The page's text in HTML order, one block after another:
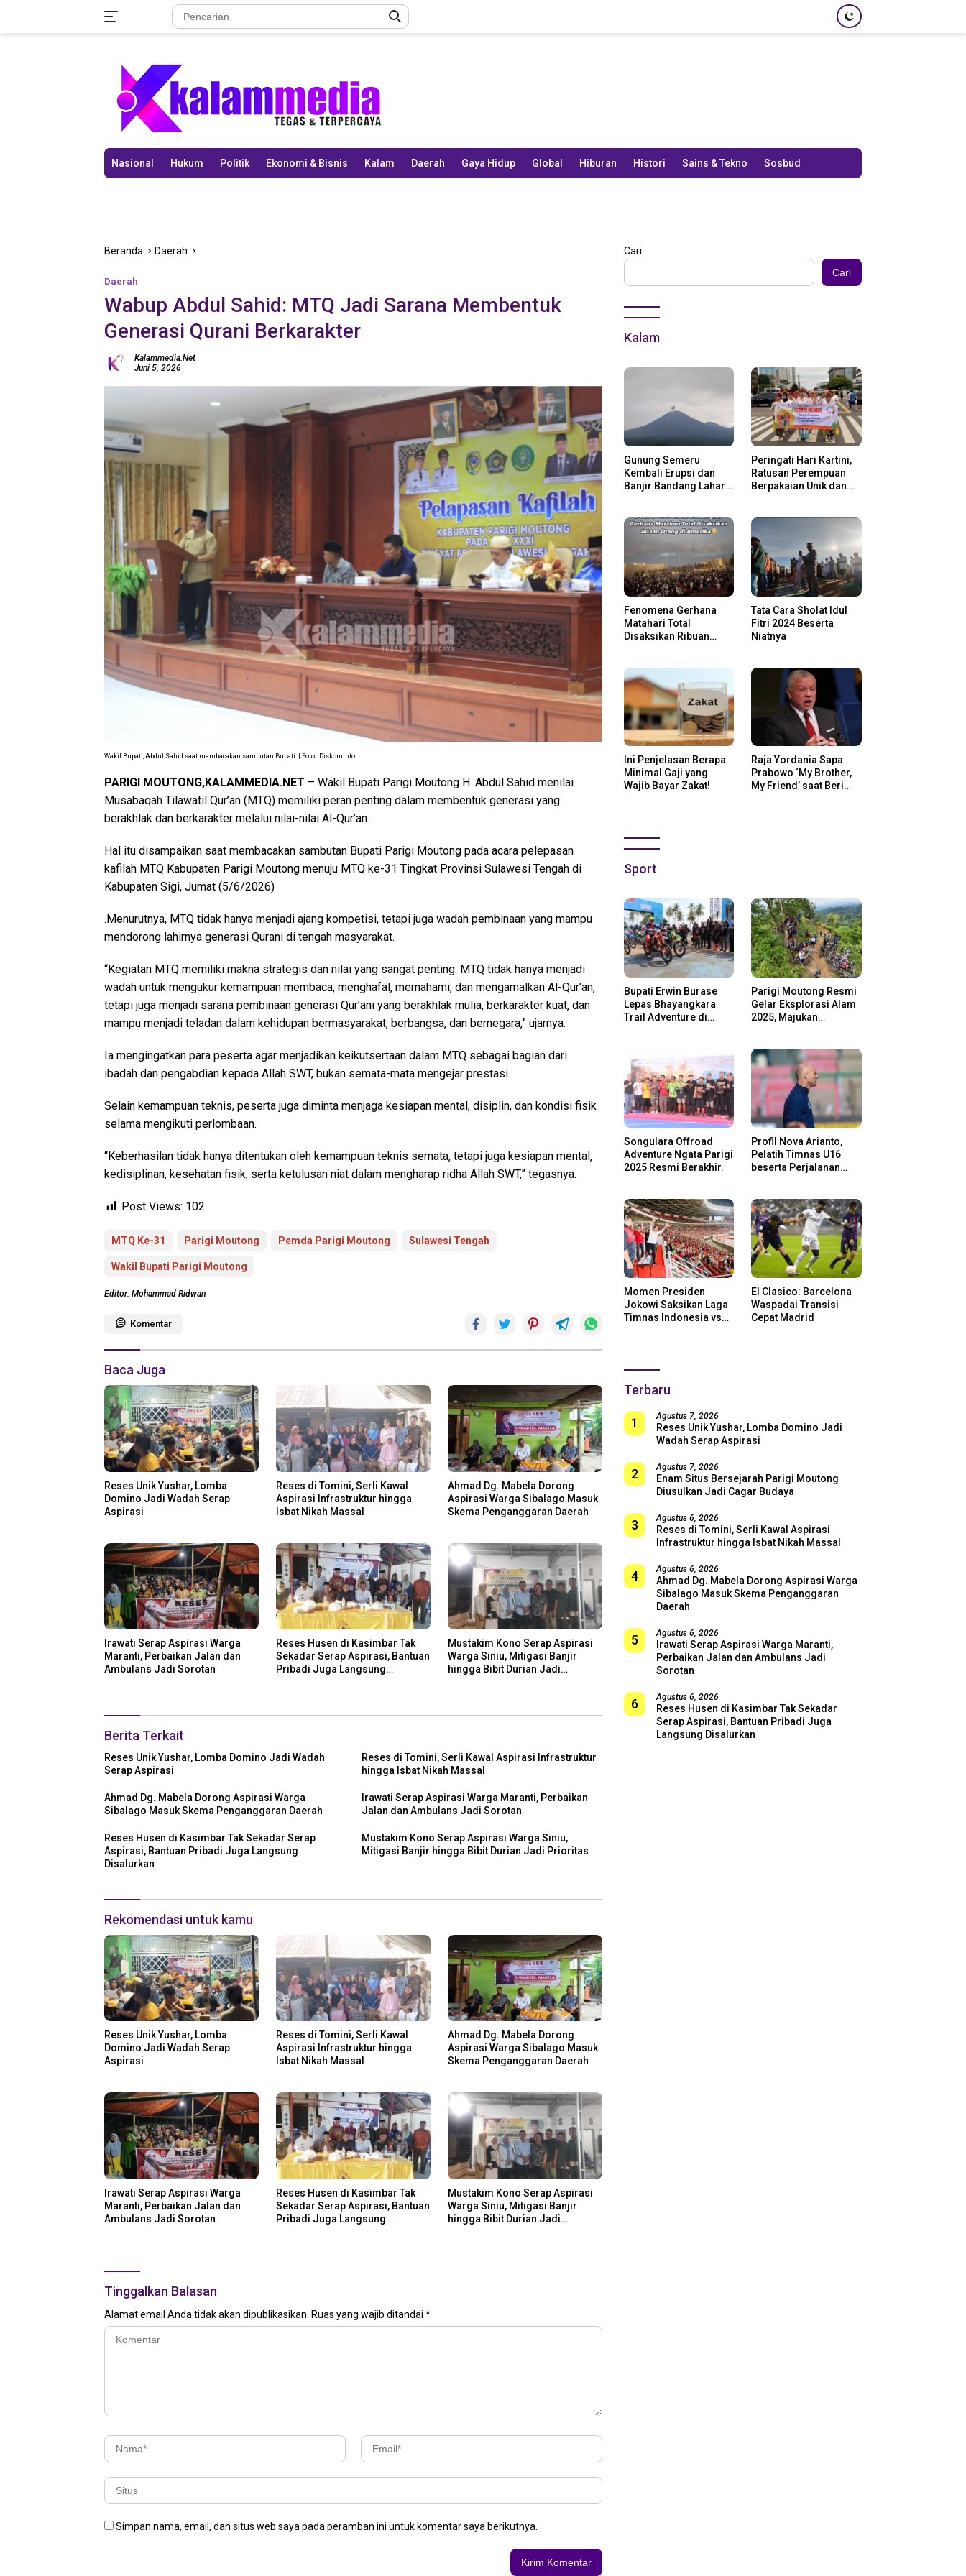
Nasional Hukum Politik Ekonomi & Bisnis Kalam Daerah Gaya Hidup Global Hiburan Histori Sains & Tekno Sosbud
Beranda Daerah
Daerah
Wabup Abdul Sahid: MTQ Jadi Sarana Membentuk
Generasi Qurani Berkarakter
Kalammedia.net
Juni 5, 2026
Wakil Bupati, Abdul Sahid saat membacakan sambutan Bupati. | Foto : Diskominfo.
PARIGI MOUTONG,KALAMMEDIA.NET – Wakil Bupati Parigi Moutong H. Abdul Sahid menilai
Musabaqah Tilawatil Qur’an (MTQ) memiliki peran penting dalam membentuk generasi yang
berakhlak dan berkarakter melalui nilai-nilai Al-Qur’an.
Hal itu disampaikan saat membacakan sambutan Bupati Parigi Moutong pada acara pelepasan
kafilah MTQ Kabupaten Parigi Moutong menuju MTQ ke-31 Tingkat Provinsi Sulawesi Tengah di
Kabupaten Sigi, Jumat (5/6/2026)
.Menurutnya, MTQ tidak hanya menjadi ajang kompetisi, tetapi juga wadah pembinaan yang mampu
mendorong lahirnya generasi Qurani di tengah masyarakat.
“Kegiatan MTQ memiliki makna strategis dan nilai yang sangat penting. MTQ tidak hanya menjadi
wadah untuk mengukur kemampuan membaca, menghafal, memahami, dan mengamalkan Al-Qur’an,
tetapi juga menjadi sarana pembinaan generasi Qur’ani yang berakhlak mulia, berkarakter kuat, dan
mampu menjadi teladan dalam kehidupan bermasyarakat, berbangsa, dan bernegara,” ujarnya.
Ia mengingatkan para peserta agar menjadikan keikutsertaan dalam MTQ sebagai bagian dari
ibadah dan pengabdian kepada Allah SWT, bukan semata-mata mengejar prestasi.
Selain kemampuan teknis, peserta juga diminta menjaga kesiapan mental, disiplin, dan kondisi fisik
selama mengikuti perlombaan.
“Keberhasilan tidak hanya ditentukan oleh kemampuan teknis semata, tetapi juga kesiapan mental,
kedisiplinan, kesehatan fisik, serta ketulusan niat dalam mengharap ridha Allah SWT,” tegasnya.
Post Views: 102
MTQ Ke-31 Parigi Moutong Pemda Parigi Moutong Sulawesi Tengah
Wakil Bupati Parigi Moutong
Editor: Mohammad Ridwan
Komentar
Baca Juga
Reses Unik Yushar, Lomba
Domino Jadi Wadah Serap
Aspirasi
Reses di Tomini, Serli Kawal
Aspirasi Infrastruktur hingga
Isbat Nikah Massal
Ahmad Dg. Mabela Dorong
Aspirasi Warga Sibalago Masuk
Skema Penganggaran Daerah
Irawati Serap Aspirasi Warga
Maranti, Perbaikan Jalan dan
Ambulans Jadi Sorotan
Reses Husen di Kasimbar Tak
Sekadar Serap Aspirasi, Bantuan
Pribadi Juga Langsung
Mustakim Kono Serap Aspirasi
Warga Siniu, Mitigasi Banjir
hingga Bibit Durian Jadi
Berita Terkait
Reses Unik Yushar, Lomba Domino Jadi Wadah
Serap Aspirasi
Reses di Tomini, Serli Kawal Aspirasi Infrastruktur
hingga Isbat Nikah Massal
Ahmad Dg. Mabela Dorong Aspirasi Warga
Sibalago Masuk Skema Penganggaran Daerah
Irawati Serap Aspirasi Warga Maranti, Perbaikan
Jalan dan Ambulans Jadi Sorotan
Reses Husen di Kasimbar Tak Sekadar Serap
Aspirasi, Bantuan Pribadi Juga Langsung
Disalurkan
Mustakim Kono Serap Aspirasi Warga Siniu,
Mitigasi Banjir hingga Bibit Durian Jadi Prioritas
Rekomendasi untuk kamu
Reses Unik Yushar, Lomba
Domino Jadi Wadah Serap
Aspirasi
Reses di Tomini, Serli Kawal
Aspirasi Infrastruktur hingga
Isbat Nikah Massal
Ahmad Dg. Mabela Dorong
Aspirasi Warga Sibalago Masuk
Skema Penganggaran Daerah
Irawati Serap Aspirasi Warga
Maranti, Perbaikan Jalan dan
Ambulans Jadi Sorotan
Reses Husen di Kasimbar Tak
Sekadar Serap Aspirasi, Bantuan
Pribadi Juga Langsung
Mustakim Kono Serap Aspirasi
Warga Siniu, Mitigasi Banjir
hingga Bibit Durian Jadi
Tinggalkan Balasan
Alamat email Anda tidak akan dipublikasikan. Ruas yang wajib ditandai *
Simpan nama, email, dan situs web saya pada peramban ini untuk komentar saya berikutnya.
Cari
Cari
Kalam
Gunung Semeru
Kembali Erupsi dan
Banjir Bandang Lahar
Peringati Hari Kartini,
Ratusan Perempuan
Berpakaian Unik dan
Fenomena Gerhana
Matahari Total
Disaksikan Ribuan
Tata Cara Sholat Idul
Fitri 2024 Beserta
Niatnya
Ini Penjelasan Berapa
Minimal Gaji yang
Wajib Bayar Zakat!
Raja Yordania Sapa
Prabowo ‘My Brother,
My Friend’ saat Beri
Sport
Bupati Erwin Burase
Lepas Bhayangkara
Trail Adventure di
Parigi Moutong Resmi
Gelar Eksplorasi Alam
2025, Majukan
Songulara Offroad
Adventure Ngata Parigi
2025 Resmi Berakhir.
Profil Nova Arianto,
Pelatih Timnas U16
beserta Perjalanan
Momen Presiden
Jokowi Saksikan Laga
Timnas Indonesia vs
El Clasico: Barcelona
Waspadai Transisi
Cepat Madrid
Terbaru
1 Agustus 7, 2026
Reses Unik Yushar, Lomba Domino Jadi
Wadah Serap Aspirasi
2 Agustus 7, 2026
Enam Situs Bersejarah Parigi Moutong
Diusulkan Jadi Cagar Budaya
3 Agustus 6, 2026
Reses di Tomini, Serli Kawal Aspirasi
Infrastruktur hingga Isbat Nikah Massal
4 Agustus 6, 2026
Ahmad Dg. Mabela Dorong Aspirasi Warga
Sibalago Masuk Skema Penganggaran
Daerah
5 Agustus 6, 2026
Irawati Serap Aspirasi Warga Maranti,
Perbaikan Jalan dan Ambulans Jadi
Sorotan
6 Agustus 6, 2026
Reses Husen di Kasimbar Tak Sekadar
Serap Aspirasi, Bantuan Pribadi Juga
Langsung Disalurkan